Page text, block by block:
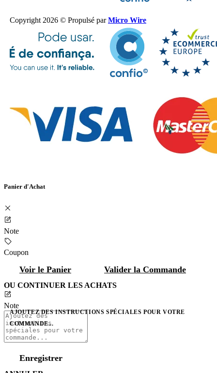
Copyright 2026 © Propulsé parMicro Wire
Panier d'Achat
Note
Coupon
Voir le Panier Valider la Commande
OU CONTINUER LES ACHATS
Note
AJOUTEZ DES INSTRUCTIONS SPÉCIALES POUR VOTRE
COMMANDE...
Enregistrer